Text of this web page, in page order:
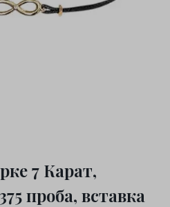
7 Карат,
проба, вставка